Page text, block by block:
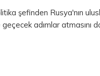
şefinden Rusya'nın
adımlar atmasını